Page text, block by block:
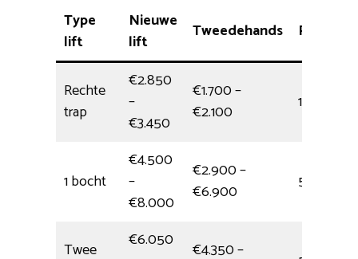
Type
lift
Nieuwe
lift
Tweedehands Plaatsing
Rechte
trap
€2.850
–
€3.450
€1.700 –
€2.100
1/2 dag
1 bocht
€4.500
–
€8.000
€2.900 –
€6.900
5 uur
Twee
€6.050
€4.350 –